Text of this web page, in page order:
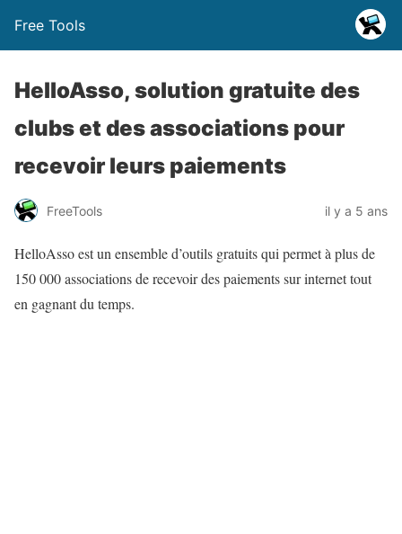
Free Tools
HelloAsso, solution gratuite des
clubs et des associations pour
recevoir leurs paiements
FreeTools il y a 5 ans
HelloAsso est un ensemble d’outils gratuits qui permet à plus de
150 000 associations de recevoir des paiements sur internet tout
en gagnant du temps.